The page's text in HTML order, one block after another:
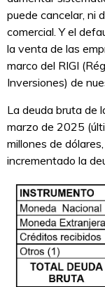
puede cancelar, ni
comercial. Y el
la venta de las
marco del RIGI
Inversiones) de
La deuda bruta de
marzo de 2025
millones de
incrementado la